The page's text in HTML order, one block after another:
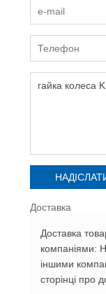
Доставка
Доставка
компаніями:
іншими
сторінці про